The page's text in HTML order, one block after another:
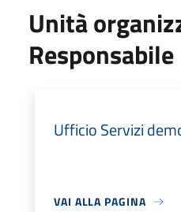
Unità
Responsabile
Ufficio Servizi
VAI ALLA PAGINA